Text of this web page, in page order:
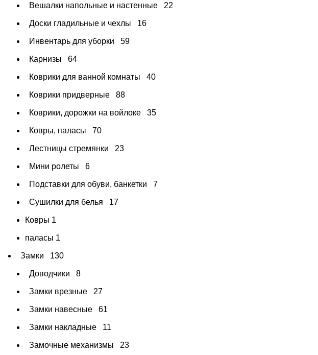
Вешалки напольные и настенные 22
Доски гладильные и чехлы 16
Инвентарь для уборки 59
Карнизы 64
Коврики для ванной комнаты 40
Коврики придверные 88
Коврики, дорожки на войлоке 35
Ковры, паласы 70
Лестницы стремянки 23
Мини ролеты 6
Подставки для обуви, банкетки 7
Сушилки для белья 17
Ковры 1
паласы 1
Замки 130
Доводчики 8
Замки врезные 27
Замки навесные 61
Замки накладные 11
Замочные механизмы 23